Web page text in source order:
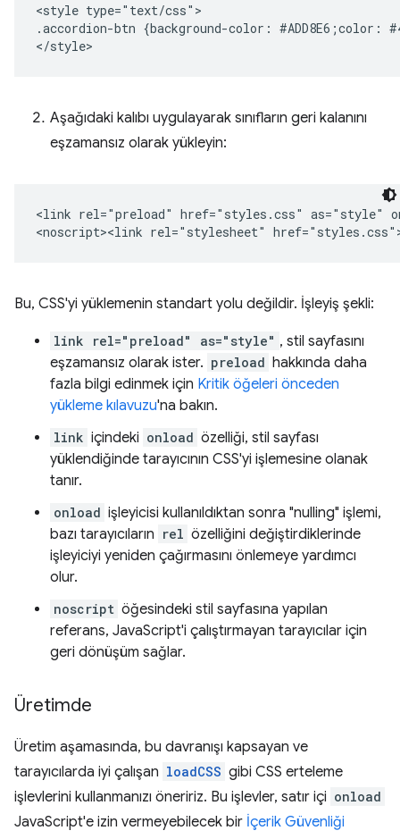
<style type="text/css">
.accordion-btn {background-color:
Aşağıdaki kalıbı uygulayarak sınıfların geri kalanını
eşzamansız olarak yükleyin:
<link rel="preload" href="styles.css" as="style"
Bu, CSS'yi yüklemenin standart yolu değildir. İşleyiş şekli:
link rel="preload" as="style" , stil sayfasını
eşzamansız olarak ister. preload hakkında daha
fazla bilgi edinmek için Kritik öğeleri önceden
yükleme kılavuzu'na bakın.
link içindeki onload özelliği, stil sayfası
yüklendiğinde tarayıcının CSS'yi işlemesine olanak
tanır.
onload işleyicisi kullanıldıktan sonra "nulling" işlemi,
bazı tarayıcıların rel özelliğini değiştirdiklerinde
işleyiciyi yeniden çağırmasını önlemeye yardımcı
olur.
noscript öğesindeki stil sayfasına yapılan
referans, JavaScript'i çalıştırmayan tarayıcılar için
geri dönüşüm sağlar.
Üretimde
Üretim aşamasında, bu davranışı kapsayan ve
tarayıcılarda iyi çalışan loadCSS gibi CSS erteleme
işlevlerini kullanmanızı öneririz. Bu işlevler, satır içi onload
JavaScript'e izin vermeyebilecek bir İçerik Güvenliği